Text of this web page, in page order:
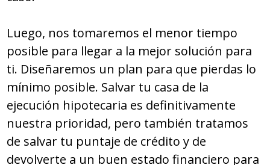
Luego, nos tomaremos el menor tiempo
posible para llegar a la mejor solución para
ti. Diseñaremos un plan para que pierdas lo
mínimo posible. Salvar tu casa de la
ejecución hipotecaria es definitivamente
nuestra prioridad, pero también tratamos
de salvar tu puntaje de crédito y de
devolverte a un buen estado financiero para